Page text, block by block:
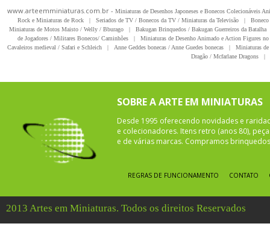
www.arteemminiaturas.com.br - Miniaturas de Desenhos Japoneses e Bonecos Colecionáveis
Rock e Miniaturas de Rock
| Seriados de TV / Bonecos da TV / Miniaturas da Televisão |
Miniaturas de Motos Maisto / Welly / Bburago
| Bakugan Brinquedos / Bakugan Guerreiros da Batalha
de Jogadores / Militares Bonecos/ Caminhões
|
Miniaturas de Desenho Animado e Action Figures
Cavaleiros medieval / Safari e Schleich
| Anne Geddes bonecas / Anne Guedes bonecas |
Miniaturas
Dragão / Mcfarlane Dragons
|
SOBRE A ARTE EM MINIATURAS
Desde 1995 oferecendo novidades e
e colecionadores. Itens retro (anos 80),
e de várias marcas. Compramos
REGRAS DE FUNCIONAMENTO CONTATO
2013 Artes em Miniaturas. Todos os direitos Reservados